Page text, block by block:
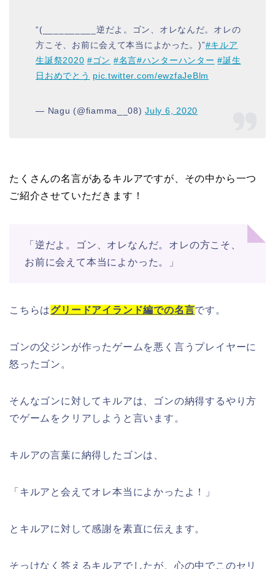
“(__________逆だよ。ゴン、オレなんだ。オレの
方こそ、お前に会えて本当によかった。)”#キルア
生誕祭2020 #ゴン #名言#ハンターハンター #誕生
日おめでとう pic.twitter.com/ewzfaJeBlm
— Nagu (@fiamma__08)July 6, 2020
たくさんの名言があるキルアですが、その中から一つ
ご紹介させていただきます！
「逆だよ。ゴン、オレなんだ。オレの方こそ、
お前に会えて本当によかった。」
こちらはグリードアイランド編での名言です。
ゴンの父ジンが作ったゲームを悪く言うプレイヤーに
怒ったゴン。
そんなゴンに対してキルアは、ゴンの納得するやり方
でゲームをクリアしようと言います。
キルアの言葉に納得したゴンは、
「キルアと会えてオレ本当によかったよ！」
とキルアに対して感謝を素直に伝えます。
そっけなく答えるキルアでしたが、心の中でこのセリ